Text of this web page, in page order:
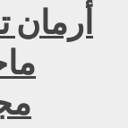
أرمان